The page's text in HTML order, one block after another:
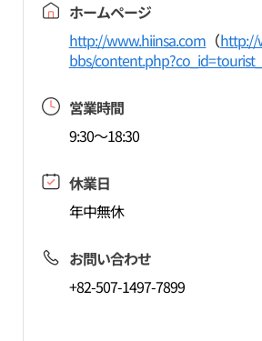
ホームページ
http://www.hiinsa.com （http://
bbs/
営業時間
9:30～18:30
休業日
年中無休
お問い合わせ
+82-507-1497-7899